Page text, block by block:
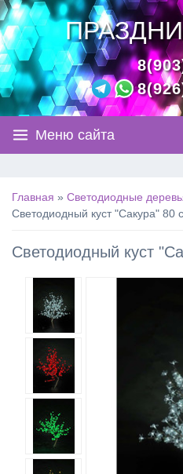
Меню сайта
Главная » Светодиодные
Светодиодный куст "Сакура" 80
Светодиодный куст